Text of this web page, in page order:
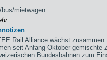
bus/mietwagen
Rail Alliance wächst
seit Anfang Oktober gemischte
Bundesbahnen zum